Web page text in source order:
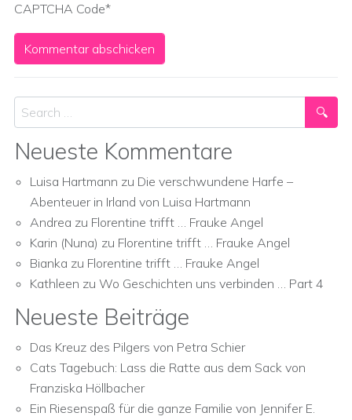
CAPTCHA Code*
Search
Neueste Kommentare
Luisa Hartmann zu Die verschwundene Harfe –
Abenteuer in Irland von Luisa Hartmann
Andrea zu Florentine trifft … Frauke Angel
Karin (Nuna) zu Florentine trifft … Frauke Angel
Bianka zu Florentine trifft … Frauke Angel
Kathleen zu Wo Geschichten uns verbinden … Part 4
Neueste Beiträge
Das Kreuz des Pilgers von Petra Schier
Cats Tagebuch: Lass die Ratte aus dem Sack von
Franziska Höllbacher
Ein Riesenspaß für die ganze Familie von Jennifer E.